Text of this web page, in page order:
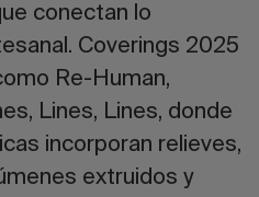
conectan lo
Coverings 2025
Re-Human,
Lines, Lines, donde
incorporan relieves,
extruidos y